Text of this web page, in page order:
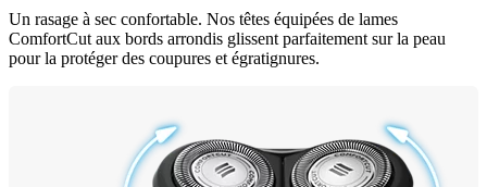
Un rasage à sec confortable. Nos têtes équipées de lames
ComfortCut aux bords arrondis glissent parfaitement sur la peau
pour la protéger des coupures et égratignures.